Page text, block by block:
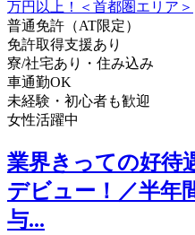
普通免許（AT限定）
免許取得支援あり
寮/社宅あり・住み込み
車通勤OK
未経験・初心者も歓迎
女性活躍中
業界きっての好待
デビュー！／半年
与...